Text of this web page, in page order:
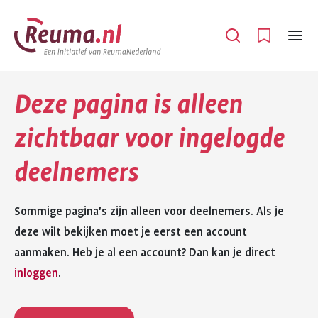
Spring
naar
hoofdinhoud
Spring
naar
footer
Open
Menu
Deze pagina is alleen
zichtbaar voor ingelogde
deelnemers
Sommige pagina's zijn alleen voor deelnemers. Als je
deze wilt bekijken moet je eerst een account
aanmaken. Heb je al een account? Dan kan je direct
inloggen.